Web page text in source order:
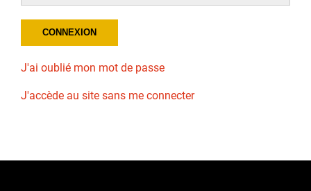
J'ai oublié mon mot de passe
J'accède au site sans me connecter